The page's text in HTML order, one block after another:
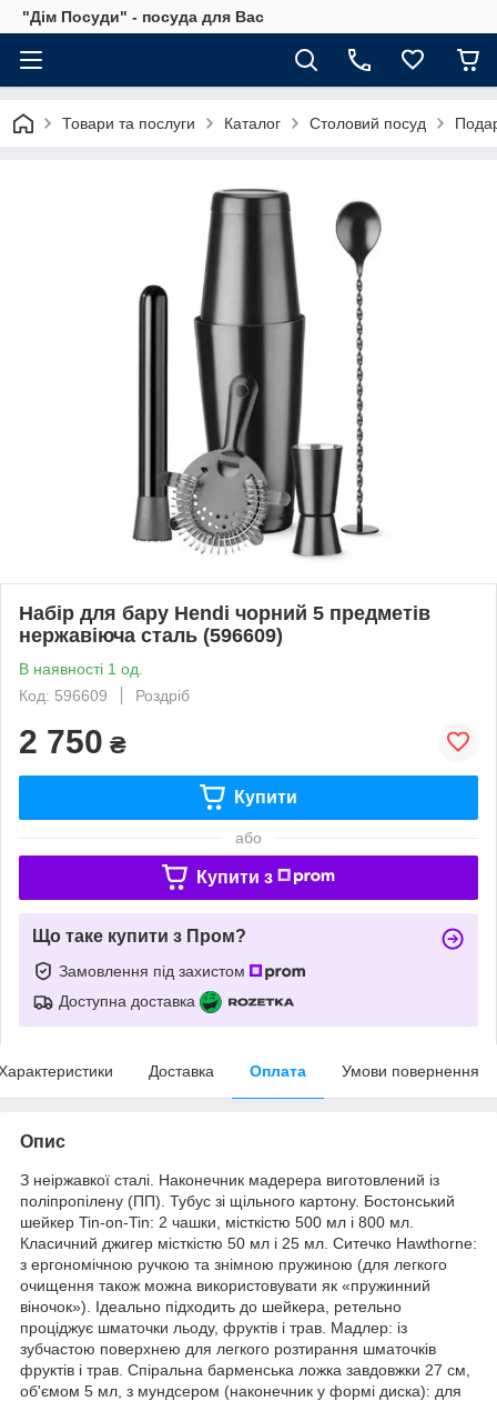
"Дім Посуди" - посуда для Вас
Товари та послуги Каталог Столовий посуд
Набір для бару Hendi чорний 5 предметів
нержавіюча сталь (596609)
В наявності 1 од.
Код: 596609
Роздріб
2 750 ₴
Купити
або
Купити з
Що таке купити з Пром?
Замовлення під захистом
Доступна доставка
Доставка Оплата Умови повернення
Опис
З неіржавкої сталі. Наконечник мадерера виготовлений із
поліпропілену (ПП). Тубус зі щільного картону. Бостонський
шейкер Tin-on-Tin: 2 чашки, місткістю 500 мл і 800 мл.
Класичний джигер місткістю 50 мл і 25 мл. Ситечко Hawthorne:
з ергономічною ручкою та знімною пружиною (для легкого
очищення також можна використовувати як «пружинний
віночок»). Ідеально підходить до шейкера, ретельно
проціджує шматочки льоду, фруктів і трав. Мадлер: із
зубчастою поверхнею для легкого розтирання шматочків
фруктів і трав. Спіральна барменська ложка завдовжки 27 см,
об'ємом 5 мл, з мундсером (наконечник у формі диска): для